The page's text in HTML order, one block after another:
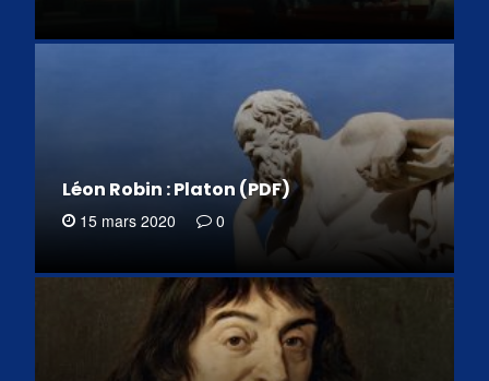
Léon Robin : Platon (PDF)
15 mars 2020 0